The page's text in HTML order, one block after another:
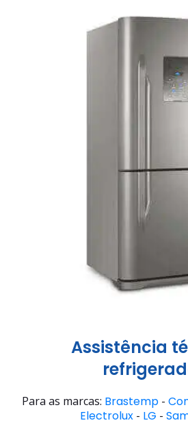
Assistência
Para as marcas: Brastemp -
Electrolux- LG -